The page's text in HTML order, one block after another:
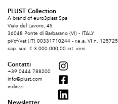
PLUST Collection
A brand of euro3plast Spa
Viale del Lavoro, 45
36048 Ponte di Barbarano (VI) - ITALY
pi/cf/vat (IT) 00331710244 - r.e.a. VI n. 125725
cap. soc. € 3.000.000,00 int. vers.
Contatti
+39 0444 788200
info@plust.com
indirizzi